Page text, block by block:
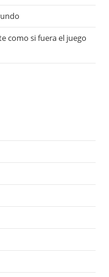
como si fuera el juego